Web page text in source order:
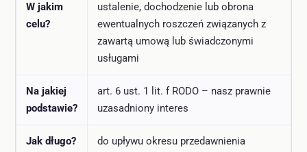
W jakim
celu?
ustalenie, dochodzenie lub obrona
ewentualnych roszczeń związanych z
zawartą umową lub świadczonymi
usługami
Na jakiej
podstawie?
art. 6 ust. 1 lit. f RODO – nasz prawnie
uzasadniony interes
Jak długo?
do upływu okresu przedawnienia